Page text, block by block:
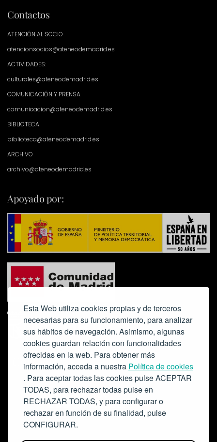
Esta Web utiliza cookies propias y de terceros
necesarias para su funcionamiento, para analizar
sus hábitos de navegación. Asimismo, algunas
cookies guardan relación con funcionalidades
ofrecidas en la web. Para obtener más
información, acceda a nuestra Política de cookies
. Para aceptar todas las cookies pulse ACEPTAR
TODAS, para rechazar todas pulse en
RECHAZAR TODAS, y para configurar o
rechazar en función de su finalidad, pulse
CONFIGURAR.
Contactos
ATENCIÓN AL SOCIO
atencionsocios@ateneodemadrid.es
ACTIVIDADES:
culturales@ateneodemadrid.es
COMUNICACIÓN Y PRENSA
comunicacion@ateneodemadrid.es
BIBLIOTECA
biblioteca@ateneodemadrid.es
ARCHIVO
archivo@ateneodemadrid.es
Apoyado por:
Colabora: